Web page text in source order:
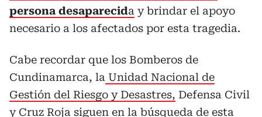
persona desaparecida y brindar el apoyo
necesario a los afectados por esta tragedia.
Cabe recordar que los Bomberos de
Cundinamarca, la Unidad Nacional de
Gestión del Riesgo y Desastres, Defensa Civil
y Cruz Roja siguen en la búsqueda de esta